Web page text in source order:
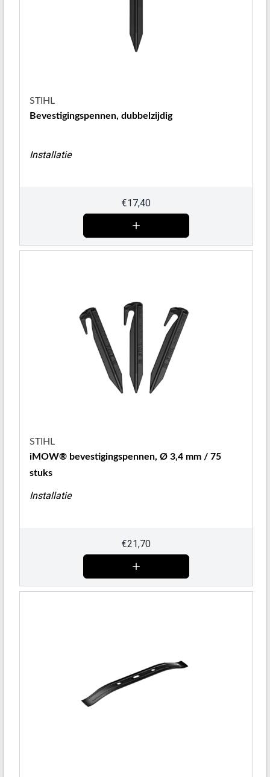
STIHL
Bevestigingspennen, dubbelzijdig
Installatie
€17,40
STIHL
iMOW® bevestigingspennen, Ø 3,4 mm / 75
stuks
Installatie
€21,70